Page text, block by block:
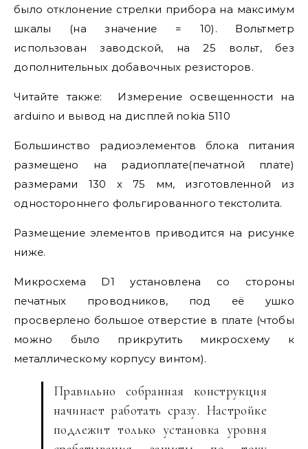
было отклонение стрелки прибора на максимум
шкалы (на значение = 10). Вольтметр
использован заводской, на 25 вольт, без
дополнительных добавочных резисторов.
Читайте также:
Измерение освещенности на
arduino и вывод на дисплей nokia 5110
Большинство радиоэлементов блока питания
размещено на радиоплате(печатной плате)
размерами 130 х 75 мм, изготовленной из
одностороннего фольгированного текстолита.
Размещение элементов приводится на рисунке
ниже.
Микросхема D1 установлена со стороны
печатных проводников, под её ушко
просверлено большое отверстие в плате (чтобы
можно было прикрутить микросхему к
металлическому корпусу винтом).
Правильно собранная конструкция
начинает работать сразу. Настройке
подлежит только установка уровня